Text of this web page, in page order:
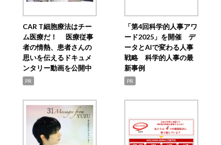
CAR T細胞療法はチー
ム医療だ！ 医療従事
者の情熱、患者さんの
思いを伝えるドキュメ
ンタリー動画を公開中
PR
「第4回科学的人事アワ
ード2025」を開催 デ
ータとAIで変わる人事
戦略 科学的人事の最
新事例
PR